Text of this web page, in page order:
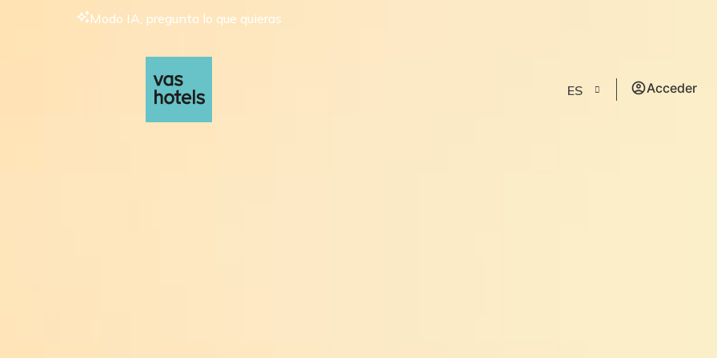
Modo IA, pregunta lo que quieras
ES Acceder